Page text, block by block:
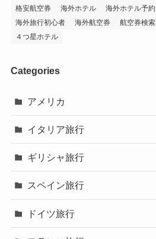
格安航空券
海外ホテル 海外ホテル予約
海外旅行初心者
海外航空券 航空券検索
４つ星ホテル
Categories
アメリカ
イタリア旅行
ギリシャ旅行
スペイン旅行
ドイツ旅行